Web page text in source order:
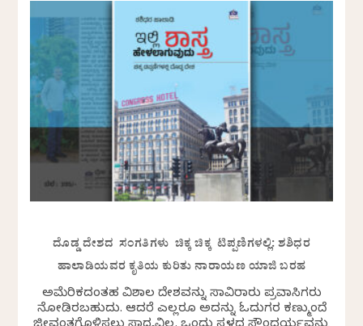
ದೊಡ್ಡ ದೇಶದ ಸಂಗತಿಗಳು ಚಿಕ್ಕ ಚಿಕ್ಕ ಟಿಪ್ಪಣಿಗಳಲ್ಲಿ: ಶಶಿಧರ
ಹಾಲಾಡಿಯವರ ಕೃತಿಯ ಕುರಿತು ನಾರಾಯಣ ಯಾಜಿ ಬರಹ
ಅಮೆರಿಕದಂತಹ ವಿಶಾಲ ದೇಶವನ್ನು ಸಾವಿರಾರು ಪ್ರವಾಸಿಗರು
ನೋಡಿರಬಹುದು. ಆದರೆ ಎಲ್ಲರೂ ಅದನ್ನು ಓದುಗರ ಕಣ್ಮುಂದೆ